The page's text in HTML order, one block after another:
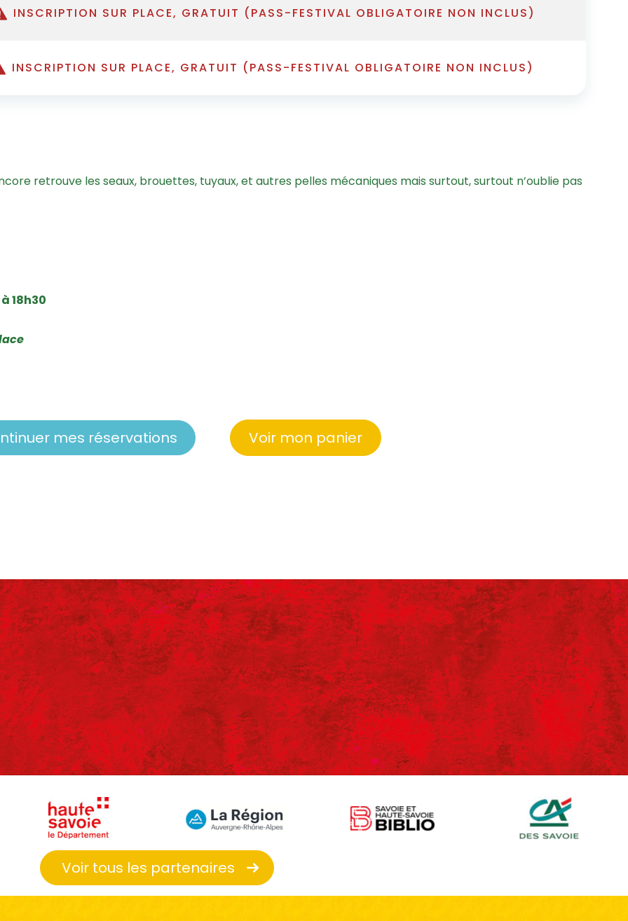
INSCRIPTION SUR PLACE, GRATUIT (PASS-FESTIVAL OBLIGATOIRE NON INCLUS)
INSCRIPTION SUR PLACE, GRATUIT (PASS-FESTIVAL OBLIGATOIRE NON INCLUS)
retrouve les seaux, brouettes, tuyaux, et autres pelles mécaniques mais surtout, surtout n’oublie pas
18h30
mes réservations Voir mon panier
Voir tous les partenaires